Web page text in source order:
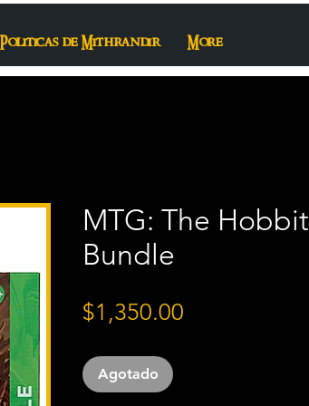
Politicas de Mithrandir More
MTG: The Hobbit
Bundle
$1,350.00
Agotado